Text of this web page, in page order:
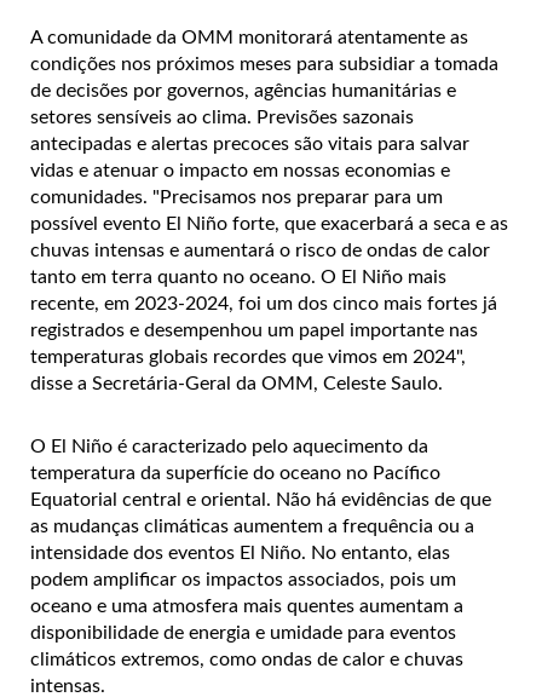
A comunidade da OMM monitorará atentamente as
condições nos próximos meses para subsidiar a tomada
de decisões por governos, agências humanitárias e
setores sensíveis ao clima. Previsões sazonais
antecipadas e alertas precoces são vitais para salvar
vidas e atenuar o impacto em nossas economias e
comunidades. "Precisamos nos preparar para um
possível evento El Niño forte, que exacerbará a seca e as
chuvas intensas e aumentará o risco de ondas de calor
tanto em terra quanto no oceano. O El Niño mais
recente, em 2023-2024, foi um dos cinco mais fortes já
registrados e desempenhou um papel importante nas
temperaturas globais recordes que vimos em 2024",
disse a Secretária-Geral da OMM, Celeste Saulo.
O El Niño é caracterizado pelo aquecimento da
temperatura da superfície do oceano no Pacífico
Equatorial central e oriental. Não há evidências de que
as mudanças climáticas aumentem a frequência ou a
intensidade dos eventos El Niño. No entanto, elas
podem amplificar os impactos associados, pois um
oceano e uma atmosfera mais quentes aumentam a
disponibilidade de energia e umidade para eventos
climáticos extremos, como ondas de calor e chuvas
intensas.